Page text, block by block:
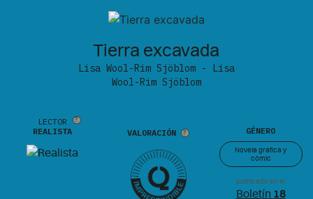
Tierra excavada
Lisa Wool-Rim Sjöblom - Lisa
Wool-Rim Sjöblom
LECTOR
REALISTA
VALORACIÓN GÉNERO
Novela gráfica y
cómic
publicado en el
Boletín 18